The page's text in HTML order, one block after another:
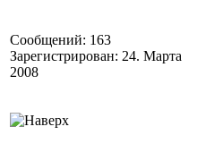
Сообщений: 163
Зарегистрирован: 24. Марта
2008